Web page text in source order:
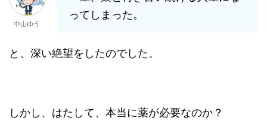
中山ゆう
ってしまった。
と、深い絶望をしたのでした。
しかし、はたして、本当に薬が必要なのか？